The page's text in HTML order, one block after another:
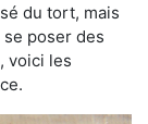
du tort, mais
se poser des
voici les